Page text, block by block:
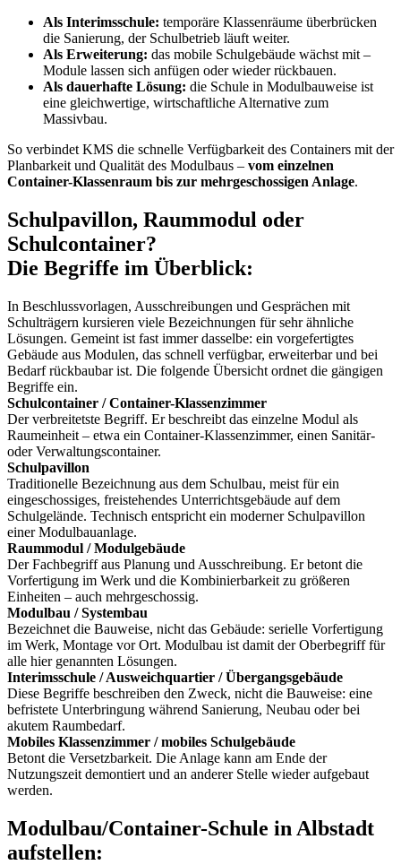
Als Interimsschule: temporäre Klassenräume überbrücken
die Sanierung, der Schulbetrieb läuft weiter.
Als Erweiterung: das mobile Schulgebäude wächst mit –
Module lassen sich anfügen oder wieder rückbauen.
Als dauerhafte Lösung: die Schule in Modulbauweise ist
eine gleichwertige, wirtschaftliche Alternative zum
Massivbau.
So verbindet KMS die schnelle Verfügbarkeit des Containers mit der
Planbarkeit und Qualität des Modulbaus – vom einzelnen
Container-Klassenraum bis zur mehrgeschossigen Anlage.
Schulpavillon, Raummodul oder
Schulcontainer?
Die Begriffe im Überblick:
In Beschlussvorlagen, Ausschreibungen und Gesprächen mit
Schulträgern kursieren viele Bezeichnungen für sehr ähnliche
Lösungen. Gemeint ist fast immer dasselbe: ein vorgefertigtes
Gebäude aus Modulen, das schnell verfügbar, erweiterbar und bei
Bedarf rückbaubar ist. Die folgende Übersicht ordnet die gängigen
Begriffe ein.
Schulcontainer / Container-Klassenzimmer
Der verbreitetste Begriff. Er beschreibt das einzelne Modul als
Raumeinheit – etwa ein Container-Klassenzimmer, einen Sanitär-
oder Verwaltungscontainer.
Schulpavillon
Traditionelle Bezeichnung aus dem Schulbau, meist für ein
eingeschossiges, freistehendes Unterrichtsgebäude auf dem
Schulgelände. Technisch entspricht ein moderner Schulpavillon
einer Modulbauanlage.
Raummodul / Modulgebäude
Der Fachbegriff aus Planung und Ausschreibung. Er betont die
Vorfertigung im Werk und die Kombinierbarkeit zu größeren
Einheiten – auch mehrgeschossig.
Modulbau / Systembau
Bezeichnet die Bauweise, nicht das Gebäude: serielle Vorfertigung
im Werk, Montage vor Ort. Modulbau ist damit der Oberbegriff für
alle hier genannten Lösungen.
Interimsschule / Ausweichquartier / Übergangsgebäude
Diese Begriffe beschreiben den Zweck, nicht die Bauweise: eine
befristete Unterbringung während Sanierung, Neubau oder bei
akutem Raumbedarf.
Mobiles Klassenzimmer / mobiles Schulgebäude
Betont die Versetzbarkeit. Die Anlage kann am Ende der
Nutzungszeit demontiert und an anderer Stelle wieder aufgebaut
werden.
Modulbau/Container-Schule in Albstadt
aufstellen: